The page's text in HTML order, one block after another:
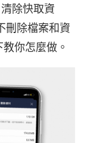
除快取資
刪除檔案和資
你怎麼做。